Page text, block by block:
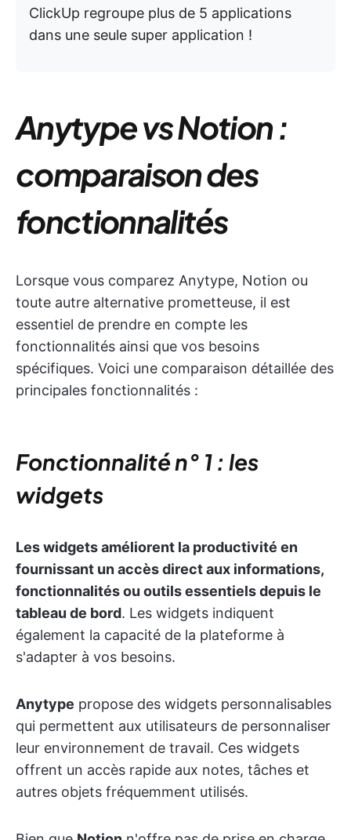
ClickUp regroupe plus de 5 applications
dans une seule super application !
Anytype vs Notion :
comparaison des
fonctionnalités
Lorsque vous comparez Anytype, Notion ou
toute autre alternative prometteuse, il est
essentiel de prendre en compte les
fonctionnalités ainsi que vos besoins
spécifiques. Voici une comparaison détaillée des
principales fonctionnalités :
Fonctionnalité n° 1 : les
widgets
Les widgets améliorent la productivité en
fournissant un accès direct aux informations,
fonctionnalités ou outils essentiels depuis le
tableau de bord. Les widgets indiquent
également la capacité de la plateforme à
s'adapter à vos besoins.
Anytype propose des widgets personnalisables
qui permettent aux utilisateurs de personnaliser
leur environnement de travail. Ces widgets
offrent un accès rapide aux notes, tâches et
autres objets fréquemment utilisés.